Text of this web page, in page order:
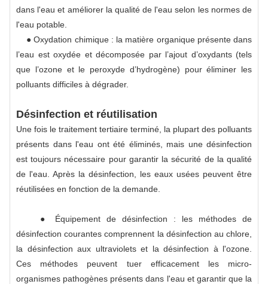
dans l'eau et améliorer la qualité de l'eau selon les normes de
l'eau potable.
● Oxydation chimique : la matière organique présente dans
l’eau est oxydée et décomposée par l’ajout d’oxydants (tels
que l’ozone et le peroxyde d’hydrogène) pour éliminer les
polluants difficiles à dégrader.
Désinfection et réutilisation
Une fois le traitement tertiaire terminé, la plupart des polluants
présents dans l'eau ont été éliminés, mais une désinfection
est toujours nécessaire pour garantir la sécurité de la qualité
de l'eau. Après la désinfection, les eaux usées peuvent être
réutilisées en fonction de la demande.
● Équipement de désinfection : les méthodes de
désinfection courantes comprennent la désinfection au chlore,
la désinfection aux ultraviolets et la désinfection à l'ozone.
Ces méthodes peuvent tuer efficacement les micro-
organismes pathogènes présents dans l'eau et garantir que la